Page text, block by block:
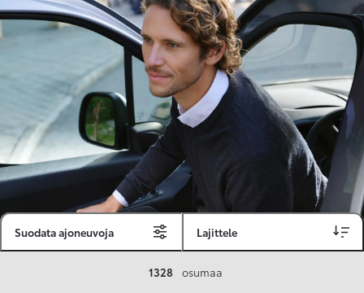
Suodata ajoneuvoja Lajittele
1328 osumaa